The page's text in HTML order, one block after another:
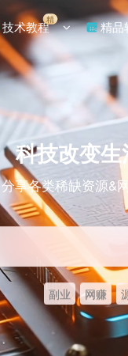
技术教程精 精品
科技改变生
分享各类稀缺资源&
副业 网赚